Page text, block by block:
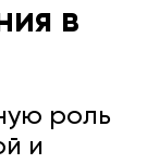
в
роль
и